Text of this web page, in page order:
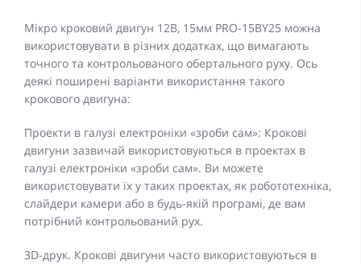
Мікро кроковий двигун 12В, 15мм PRO-15BY25 можна
використовувати в різних додатках, що вимагають
точного та контрольованого обертального руху. Ось
деякі поширені варіанти використання такого
крокового двигуна:
Проекти в галузі електроніки «зроби сам»: Крокові
двигуни зазвичай використовуються в проектах в
галузі електроніки «зроби сам». Ви можете
використовувати їх у таких проектах, як робототехніка,
слайдери камери або в будь-якій програмі, де вам
потрібний контрольований рух.
3D-друк. Крокові двигуни часто використовуються в